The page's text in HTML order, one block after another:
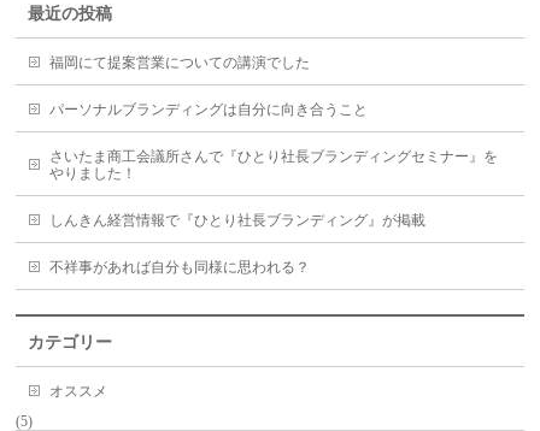
最近の投稿
福岡にて提案営業についての講演でした
パーソナルブランディングは自分に向き合うこと
さいたま商工会議所さんで『ひとり社長ブランディングセミナー』を
やりました！
しんきん経営情報で『ひとり社長ブランディング』が掲載
不祥事があれば自分も同様に思われる？
カテゴリー
オススメ
(5)